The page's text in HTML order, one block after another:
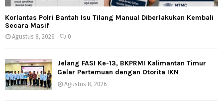
Korlantas Polri Bantah Isu Tilang Manual Diberlakukan Kembali
Secara Masif
Agustus 8, 2026 0
Jelang FASI Ke-13, BKPRMI Kalimantan Timur
Gelar Pertemuan dengan Otorita IKN
Agustus 8, 2026